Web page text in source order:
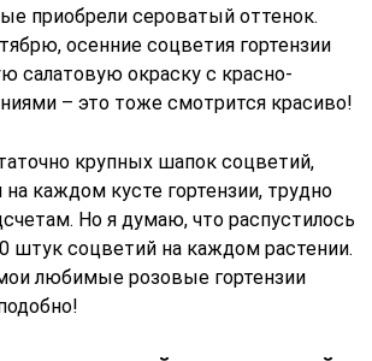
приобрели сероватый оттенок.
осенние соцветия гортензии
салатовую окраску с красно-
– это тоже смотрится красиво!
крупных шапок соцветий,
каждом кусте гортензии, трудно
Но я думаю, что распустилось
штук соцветий на каждом растении.
любимые розовые гортензии